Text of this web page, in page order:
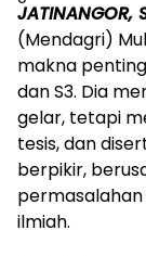
JATINANGOR,
(Mendagri)
makna penting
dan S3. Dia
gelar, tetapi
tesis, dan
berpikir,
ilmiah.